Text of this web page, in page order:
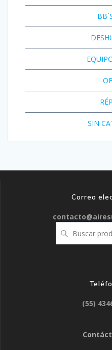
SIN
Correo
por:
(55)